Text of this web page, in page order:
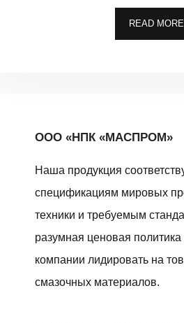
READ MORE
ООО «НПК «МАСПРОМ»
Наша продукция
спецификациям мировых
техники и требуемым
разумная ценовая
компании лидировать на
смазочных материалов.